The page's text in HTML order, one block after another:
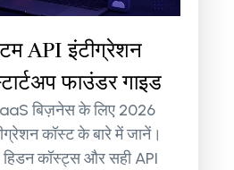
API इंटीग्रेशन
फाउंडर गाइड
बिज़नेस के लिए 2026
कॉस्ट के बारे में जानें।
हिडन कॉस्ट्स और सही API